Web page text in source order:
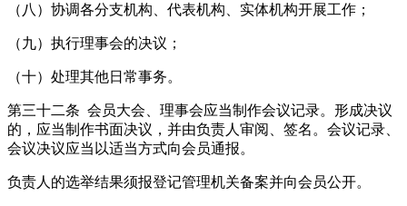
（八）协调各分支机构、代表机构、实体机构开展工作；
（九）执行理事会的决议；
（十）处理其他日常事务。
第三十二条 会员大会、理事会应当制作会议记录。形成决议
的，应当制作书面决议，并由负责人审阅、签名。会议记录、
会议决议应当以适当方式向会员通报。
负责人的选举结果须报登记管理机关备案并向会员公开。